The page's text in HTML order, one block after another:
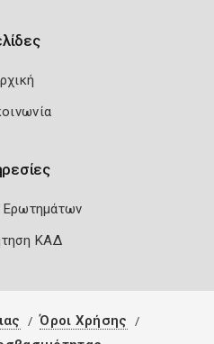
ΚΑΔ
Όροι Χρήσης